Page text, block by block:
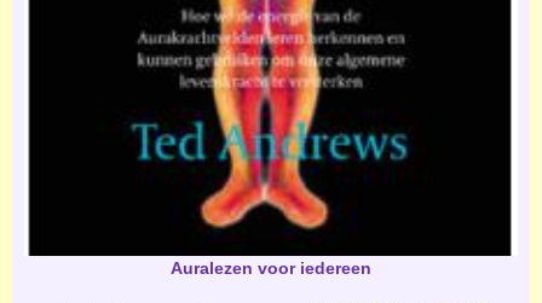
Auralezen voor iedereen